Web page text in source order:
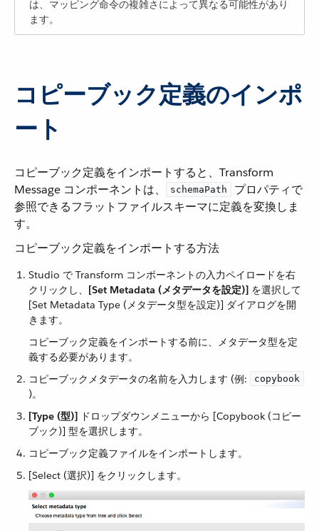
は、マッピング命令の複雑さによって異なる可能性があり
ます。
コピーブック定義のインポ
ート
コピーブック定義をインポートすると、Transform
Message コンポーネントは、​
schemaPath
​ プロパティで
参照できるフラットファイルスキーマに定義を変換しま
す。
コピーブック定義をインポートする方法
Studio で Transform コンポーネントの入力ペイロードを右
クリックし、​ [Set Metadata (メタデータを設定)] ​ を選択して
[Set Metadata Type (メタデータ型を設定)] ダイアログを開
きます。
コピーブック定義をインポートする前に、メタデータ型を定
義する必要があります。
コピーブックメタデータの名前を入力します (例:
copybook
)。
[Type (型)] ​ ドロップダウンメニューから [Copybook (コピー
ブック)] 型を選択します。
コピーブック定義ファイルをインポートします。
[Select (選択)] をクリックします。